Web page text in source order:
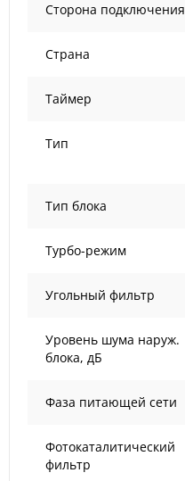
Сторона подключения
Страна
Таймер
Тип
Тип блока
Турбо-режим
Угольный фильтр
Уровень шума наруж.
блока, дБ
Фаза питающей сети
Фотокаталитический
фильтр